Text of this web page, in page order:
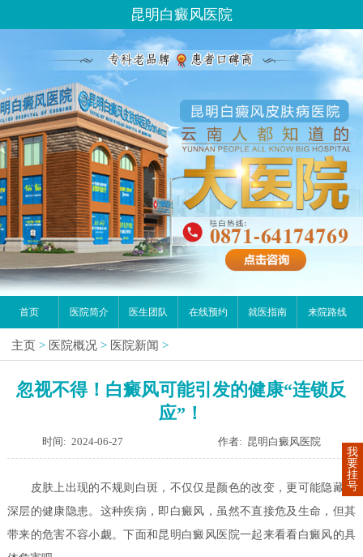
昆明白癜风医院
首页 医院简介 医生团队 在线预约 就医指南 来院路线
主页 > 医院概况 > 医院新闻 >
忽视不得！白癜风可能引发的健康“连锁反
应”！
时间: 2024-06-27 作者: 昆明白癜风医院
皮肤上出现的不规则白斑，不仅仅是颜色的改变，更可能隐藏着
深层的健康隐患。这种疾病，即白癜风，虽然不直接危及生命，但其
带来的危害不容小觑。下面和昆明白癜风医院一起来看看白癜风的具
我
要
挂
号